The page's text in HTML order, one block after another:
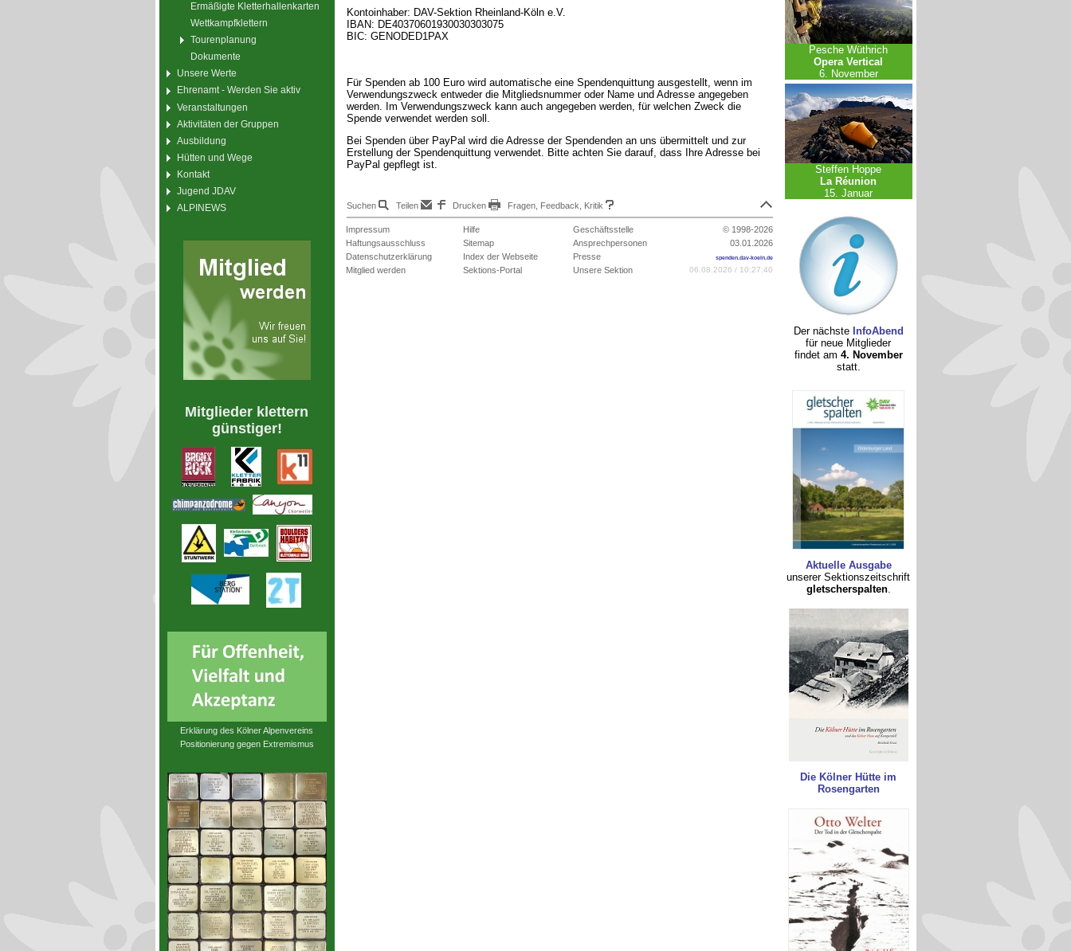
Ermäßigte Kletterhallenkarten
Wettkampfklettern
Tourenplanung
Dokumente
Unsere Werte
Ehrenamt - Werden Sie aktiv
Veranstaltungen
Aktivitäten der Gruppen
Ausbildung
Hütten und Wege
Kontakt
Jugend JDAV
ALPINEWS
Mitglieder klettern
günstiger!
Erklärung des Kölner Alpenvereins
Positionierung gegen Extremismus
Kontoinhaber: DAV-Sektion Rheinland-Köln e.V.
IBAN: DE40370601930030303075
BIC: GENODED1PAX
Für Spenden ab 100 Euro wird automatische eine Spendenquittung ausgestellt, wenn im
Verwendungszweck entweder die Mitgliedsnummer oder Name und Adresse angegeben
werden. Im Verwendungszweck kann auch angegeben werden, für welchen Zweck die
Spende verwendet werden soll.
Bei Spenden über PayPal wird die Adresse der Spendenden an uns übermittelt und zur
Erstellung der Spendenquittung verwendet. Bitte achten Sie darauf, dass Ihre Adresse bei
PayPal gepflegt ist.
Suchen Teilen Drucken Fragen, Feedback, Kritik
Impressum
Haftungsausschluss
Datenschutzerklärung
Mitglied werden
Hilfe
Sitemap
Index der Webseite
Sektions-Portal
Geschäftsstelle
Ansprechpersonen
Presse
Unsere Sektion
© 1998-2026
03.01.2026
spenden.dav-koeln.de
06.08.2026 / 10:27:40
Pesche Wüthrich
Opera Vertical
6. November
Steffen Hoppe
La Réunion
15. Januar
Der nächste InfoAbend
für neue Mitglieder
findet am 4. November
statt.
Aktuelle Ausgabe
unserer Sektionszeitschrift
gletscherspalten.
Die Kölner Hütte im
Rosengarten